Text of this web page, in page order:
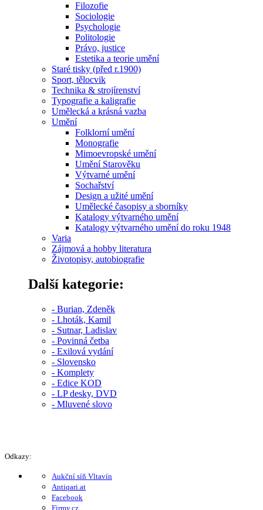
Filozofie
Sociologie
Psychologie
Politologie
Právo, justice
Estetika a teorie umění
Staré tisky (před r.1900)
Sport, tělocvik
Technika & strojírenství
Typografie a kaligrafie
Umělecká a krásná vazba
Umění
Folklorní umění
Monografie
Mimoevropské umění
Umění Starověku
Výtvarné umění
Sochařství
Design a užité umění
Umělecké časopisy a sborníky
Katalogy výtvarného umění
Katalogy výtvarného umění do roku 1948
Varia
Zájmová a hobby literatura
Životopisy, autobiografie
Další kategorie:
- Burian, Zdeněk
- Lhoták, Kamil
- Sutnar, Ladislav
- Povinná četba
- Exilová vydání
- Slovensko
- Komplety
- Edice KOD
- LP desky, DVD
- Mluvené slovo
Odkazy:
Aukční síň Vltavín
Antiqari.at
Facebook
Firmy.cz